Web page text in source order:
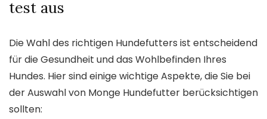
test aus
Die Wahl des richtigen Hundefutters ist entscheidend
für die Gesundheit und das Wohlbefinden Ihres
Hundes. Hier sind einige wichtige Aspekte, die Sie bei
der Auswahl von Monge Hundefutter berücksichtigen
sollten: